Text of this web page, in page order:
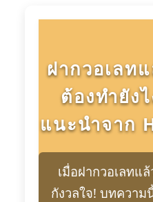
ฝากวอเลท
ต้องทำยัง
แนะนำจาก
เมื่อฝากวอเลทแ
กังวลใจ! บทความ